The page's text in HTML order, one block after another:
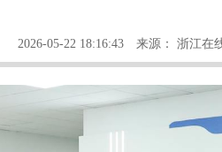
2026-05-22 18:16:43 来源： 浙江在